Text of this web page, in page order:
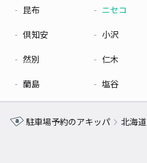
昆布 ニセコ
倶知安 小沢
然別 仁木
蘭島 塩谷
駐車場予約のアキッパ 北海道